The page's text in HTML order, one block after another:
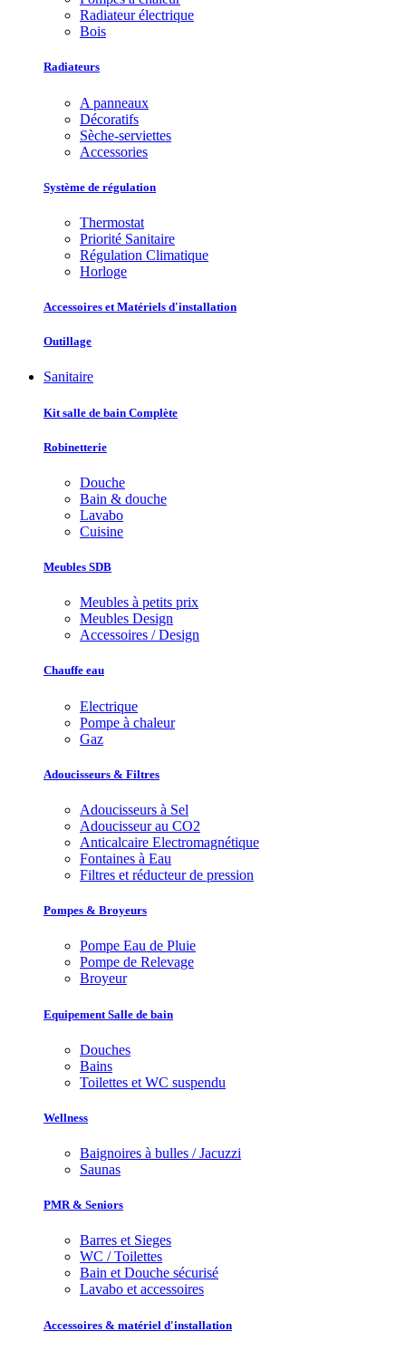
Radiateur électrique
Bois
Radiateurs
A panneaux
Décoratifs
Sèche-serviettes
Accessories
Système de régulation
Thermostat
Priorité Sanitaire
Régulation Climatique
Horloge
Accessoires et Matériels d'installation
Outillage
Sanitaire
Kit salle de bain Complète
Robinetterie
Douche
Bain & douche
Lavabo
Cuisine
Meubles SDB
Meubles à petits prix
Meubles Design
Accessoires / Design
Chauffe eau
Electrique
Pompe à chaleur
Gaz
Adoucisseurs & Filtres
Adoucisseurs à Sel
Adoucisseur au CO2
Anticalcaire Electromagnétique
Fontaines à Eau
Filtres et réducteur de pression
Pompes & Broyeurs
Pompe Eau de Pluie
Pompe de Relevage
Broyeur
Equipement Salle de bain
Douches
Bains
Toilettes et WC suspendu
Wellness
Baignoires à bulles / Jacuzzi
Saunas
PMR & Seniors
Barres et Sieges
WC / Toilettes
Bain et Douche sécurisé
Lavabo et accessoires
Accessoires & matériel d'installation